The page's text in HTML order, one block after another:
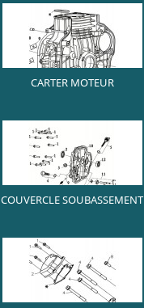
CARTER MOTEUR
COUVERCLE SOUBASSEMENT